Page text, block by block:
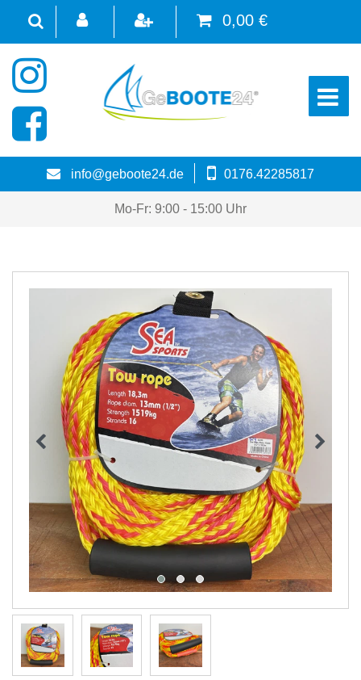
0,00 €
☰
info@geboote24.de 0176.42285817
Mo-Fr: 9:00 - 15:00 Uhr